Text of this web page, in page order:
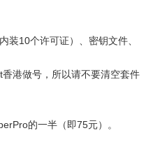
10个许可证）、密钥文件、
港做号，所以请不要清空套件
的一半（即75元）。